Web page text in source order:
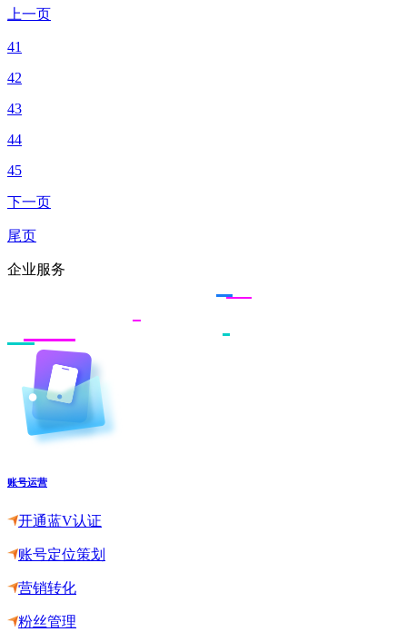
上一页
41
42
43
44
45
下一页
尾页
企业服务
账号运营
开通蓝V认证
账号定位策划
营销转化
粉丝管理